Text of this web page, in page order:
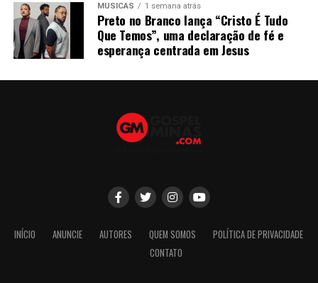
MÚSICAS 1 semana atrás
Preto no Branco lança “Cristo É Tudo
Que Temos”, uma declaração de fé e
esperança centrada em Jesus
INÍCIO ANUNCIE AUTORES QUEM SOMOS
POLÍTICA DE PRIVACIDADE
CONTATO